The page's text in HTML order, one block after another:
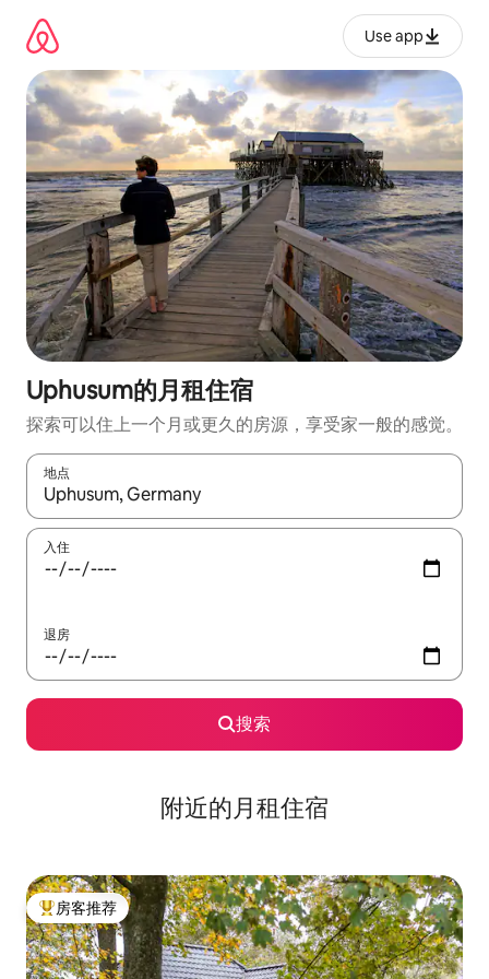
Use app
Uphusum的月租住宿
探索可以住上一个月或更久的房源，享受家一般的感觉。
地点
如有搜索结果，请使用上下方向键查看，或通过点击或滑动手势
入住
退房
搜索
附近的月租住宿
热门「房客推荐」
房客推荐